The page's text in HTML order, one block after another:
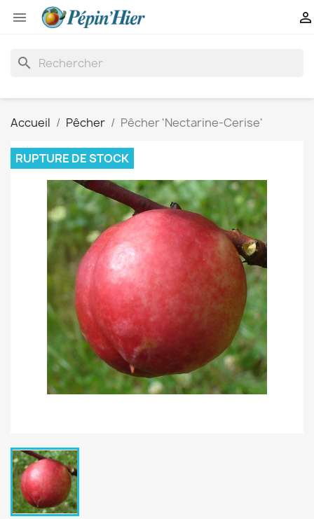
 
search
Accueil Pêcher Pêcher 'Nectarine-Cerise'
RUPTURE DE STOCK